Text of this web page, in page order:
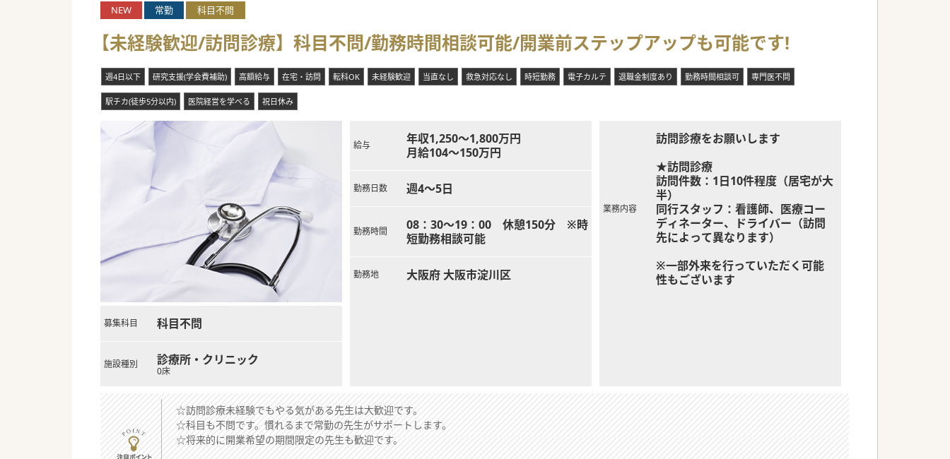
NEW 常勤 科目不問
【未経験歓迎/訪問診療】科目不問/勤務時間相談可能/開業前ステップアップも可能です!
週4日以下 研究支援(学会費補助) 高額給与 在宅・訪問 転科OK 未経験歓迎 当直なし 救急対応なし 時短勤務 電子カルテ 退職金制度あり 勤務時間相談可 専門医不問
駅チカ(徒歩5分以内) 医院経営を学べる 祝日休み
募集科目 科目不問
施設種別 診療所・クリニック
0床
給与
年収1,250～1,800万円
月給104～150万円
勤務日数 週4～5日
勤務時間
08：30～19：00 休憩150分 ※時
短勤務相談可能
勤務地 大阪府 大阪市淀川区
業務内容
訪問診療をお願いします
★訪問診療
訪問件数：1日10件程度（居宅が大
半）
同行スタッフ：看護師、医療コー
ディネーター、ドライバー（訪問
先によって異なります）
※一部外来を行っていただく可能
性もございます
☆訪問診療未経験でもやる気がある先生は大歓迎です。
☆科目も不問です。慣れるまで常勤の先生がサポートします。
☆将来的に開業希望の期間限定の先生も歓迎です。